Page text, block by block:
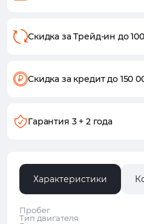
Скидка за Трейд-ин до
Скидка за кредитдо 150
Гарантия 3 + 2 года
Характеристики
Пробег
Тип двигателя